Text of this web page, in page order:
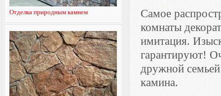
Отделка природным камнем
Самое
комнаты
имитация.
гарантируют!
дружной
камина.